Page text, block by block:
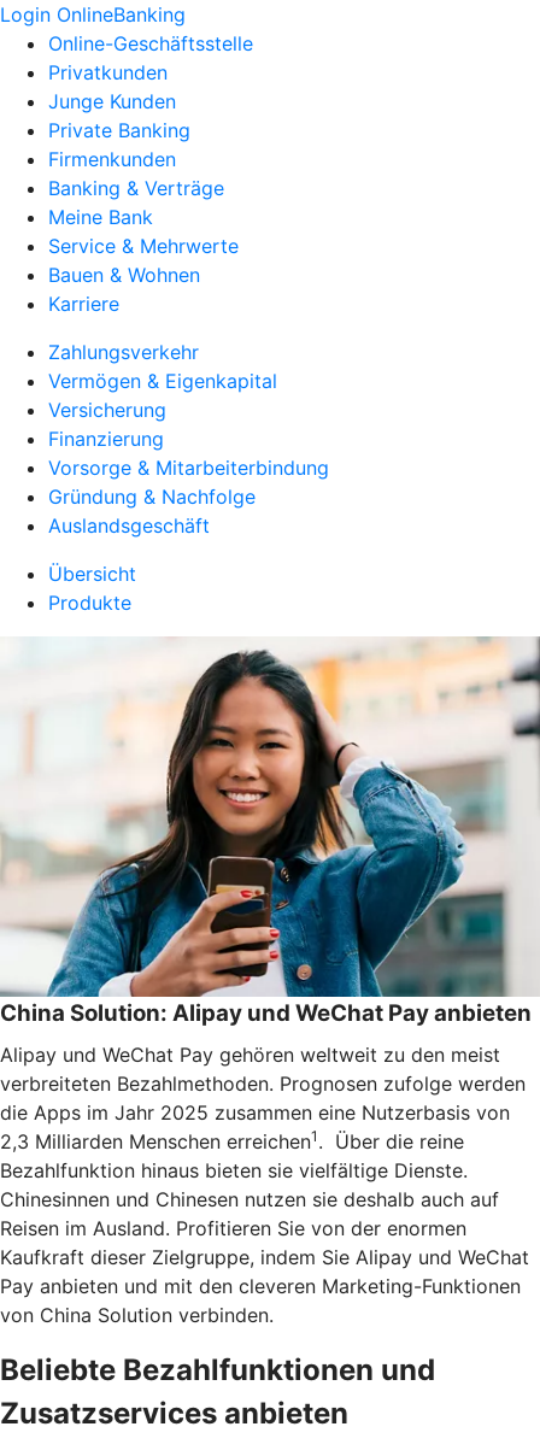
Login OnlineBanking
Online-Geschäftsstelle
Privatkunden
Junge Kunden
Private Banking
Firmenkunden
Banking & Verträge
Meine Bank
Service & Mehrwerte
Bauen & Wohnen
Karriere
Zahlungsverkehr
Vermögen & Eigenkapital
Versicherung
Finanzierung
Vorsorge & Mitarbeiterbindung
Gründung & Nachfolge
Auslandsgeschäft
Übersicht
Produkte
China Solution: Alipay und WeChat Pay anbieten
Alipay und WeChat Pay gehören weltweit zu den meist
verbreiteten Bezahlmethoden. Prognosen zufolge werden
die Apps im Jahr 2025 zusammen eine Nutzerbasis von
2,3 Milliarden Menschen erreichen1 . Über die reine
Bezahlfunktion hinaus bieten sie vielfältige Dienste.
Chinesinnen und Chinesen nutzen sie deshalb auch auf
Reisen im Ausland. Profitieren Sie von der enormen
Kaufkraft dieser Zielgruppe, indem Sie Alipay und WeChat
Pay anbieten und mit den cleveren Marketing-Funktionen
von China Solution verbinden.
Beliebte Bezahlfunktionen und
Zusatzservices anbieten